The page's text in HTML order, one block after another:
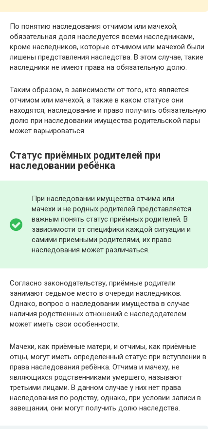
По понятию наследования отчимом или мачехой,
обязательная доля наследуется всеми наследниками,
кроме наследников, которые отчимом или мачехой были
лишены представления наследства. В этом случае, такие
наследники не имеют права на обязательную долю.
Таким образом, в зависимости от того, кто является
отчимом или мачехой, а также в каком статусе они
находятся, наследование и право получить обязательную
долю при наследовании имущества родительской пары
может варьироваться.
Статус приёмных родителей при
наследовании ребёнка
При наследовании имущества отчима или
мачехи и не родных родителей представляется
важным понять статус приёмных родителей. В
зависимости от специфики каждой ситуации и
самими приёмными родителями, их право
наследования может различаться.
Согласно законодательству, приёмные родители
занимают седьмое место в очереди наследников.
Однако, вопрос о наследовании имущества в случае
наличия родственных отношений с наследодателем
может иметь свои особенности.
Мачехи, как приёмные матери, и отчимы, как приёмные
отцы, могут иметь определенный статус при вступлении в
права наследования ребёнка. Отчима и мачеху, не
являющихся родственниками умершего, называют
третьими лицами. В данном случае у них нет права
наследования по родству, однако, при условии записи в
завещании, они могут получить долю наследства.